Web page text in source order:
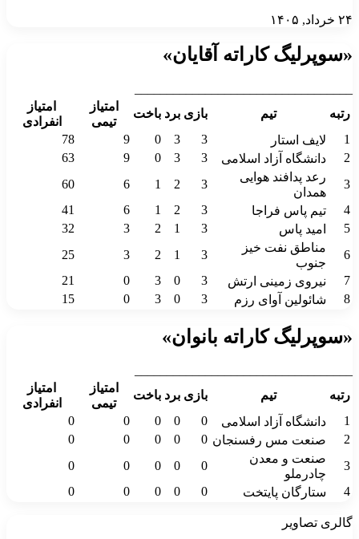
۲۴ خرداد, ۱۴۰۵
«سوپرلیگ کاراته آقایان»
رتبه
تیم بازی برد باخت
امتیاز
تیمی
امتیاز
انفرادی
1
لایف استار 3
3
0
9
78
2
دانشگاه آزاد اسلامی 3
3
0
9
63
3
رعد پدافند هوایی
همدان
3
2
1
6
60
4
تیم پاس فراجا 3
2
1
6
41
5
امید پاس 3
1
2
3
32
6
مناطق نفت خیز
جنوب
3
1
2
3
25
7
نیروی زمینی ارتش 3
0
3
0
21
8
شائولین آوای رزم 3
0
3
0
15
«سوپرلیگ کاراته بانوان»
رتبه
تیم بازی برد باخت
امتیاز
تیمی
امتیاز
انفرادی
1
دانشگاه آزاد اسلامی 0
0
0
0
0
2
صنعت مس رفسنجان 0
0
0
0
0
3
صنعت و معدن
چادرملو
0
0
0
0
0
4
ستارگان پایتخت 0
0
0
0
0
گالری تصاویر